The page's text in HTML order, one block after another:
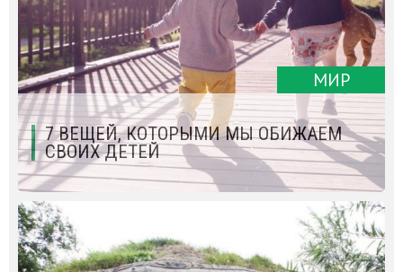
МИР
7 ВЕЩЕЙ, КОТОРЫМИ МЫ ОБИЖАЕМ
СВОИХ ДЕТЕЙ